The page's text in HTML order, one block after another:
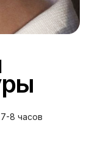
8 часов